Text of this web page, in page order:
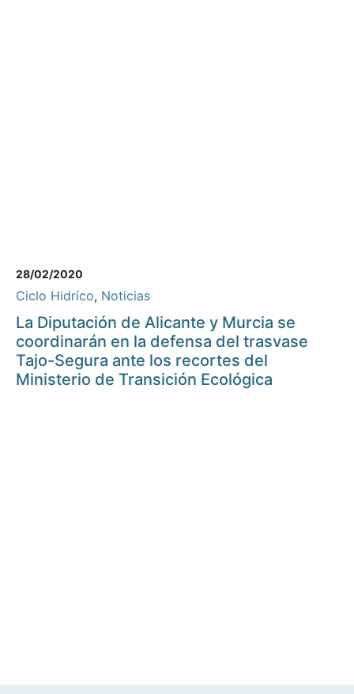
28/02/2020
Ciclo Hidríco, Noticias
La Diputación de Alicante y Murcia se
coordinarán en la defensa del trasvase
Tajo-Segura ante los recortes del
Ministerio de Transición Ecológica